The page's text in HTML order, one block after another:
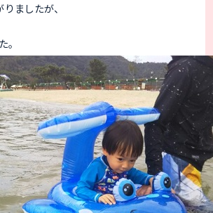
ましたが、
。